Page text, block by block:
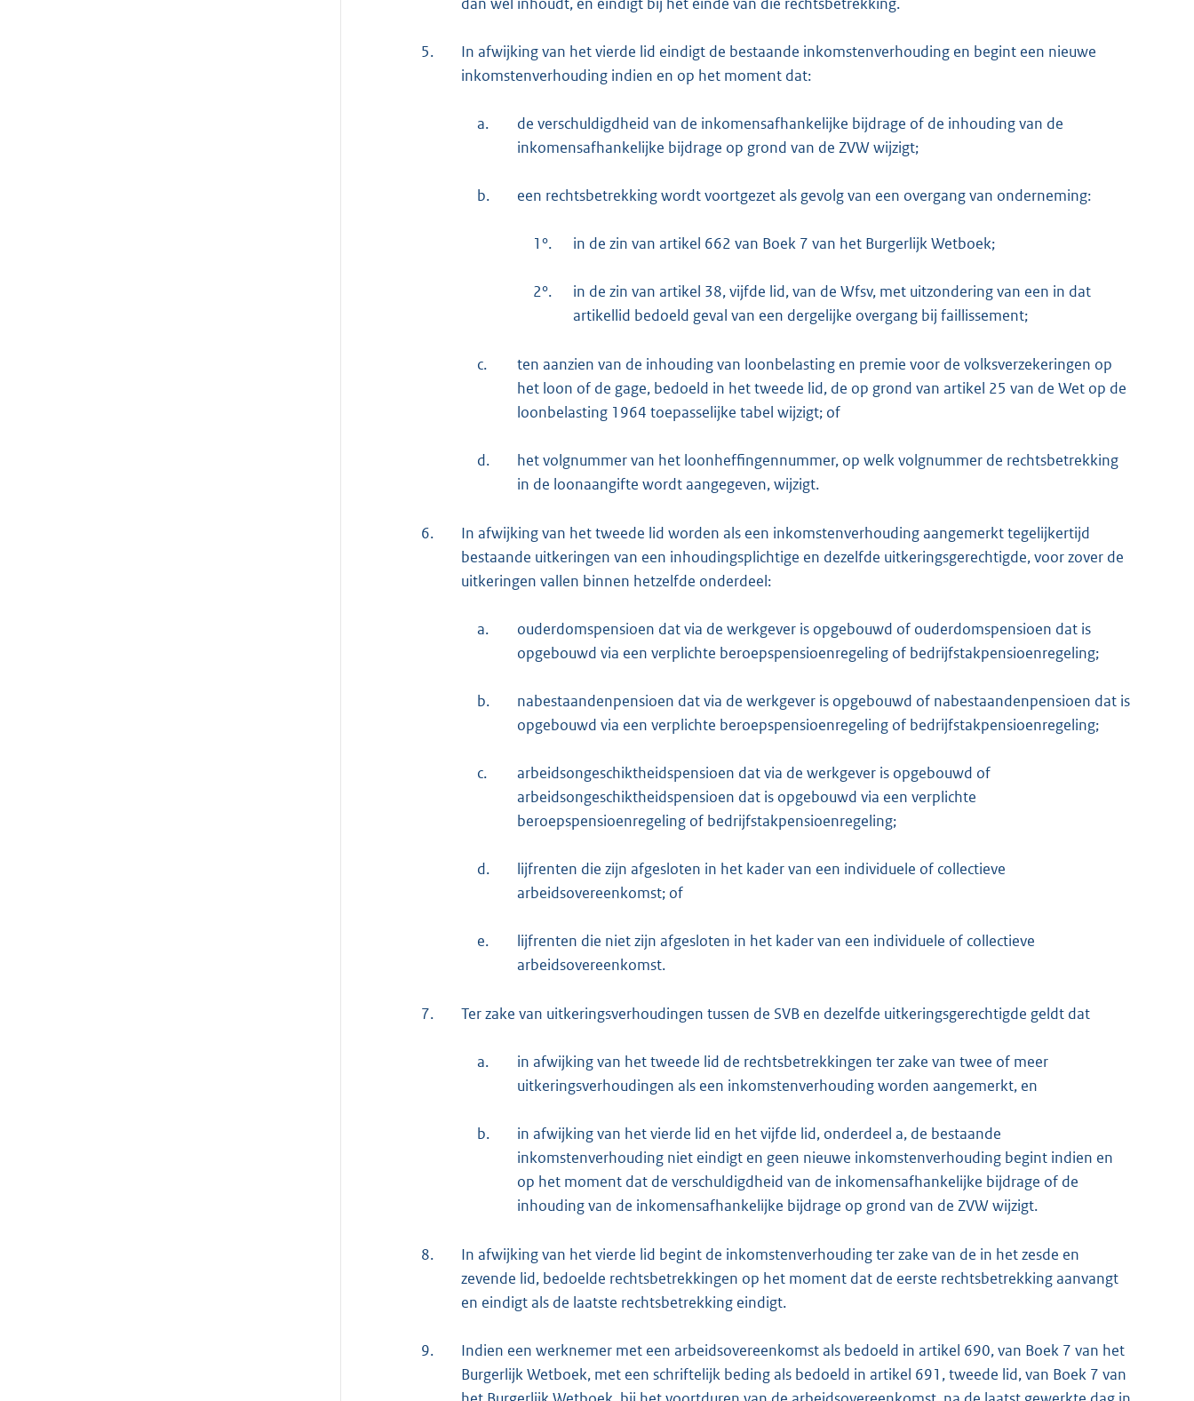
5.
In afwijking van het vierde lid eindigt de bestaande inkomstenverhouding en begint een nieuwe
inkomstenverhouding indien en op het moment dat:
a.
de verschuldigdheid van de inkomensafhankelijke bijdrage of de inhouding van de
inkomensafhankelijke bijdrage op grond van de ZVW wijzigt;
b. een rechtsbetrekking wordt voortgezet als gevolg van een overgang van onderneming:
1°. in de zin van artikel 662 van Boek 7 van het Burgerlijk Wetboek;
2°.
in de zin van artikel 38, vijfde lid, van de Wfsv, met uitzondering van een in dat
artikellid bedoeld geval van een dergelijke overgang bij faillissement;
c.
ten aanzien van de inhouding van loonbelasting en premie voor de volksverzekeringen op
het loon of de gage, bedoeld in het tweede lid, de op grond van artikel 25 van de Wet op de
loonbelasting 1964 toepasselijke tabel wijzigt; of
d.
het volgnummer van het loonheffingennummer, op welk volgnummer de rechtsbetrekking
in de loonaangifte wordt aangegeven, wijzigt.
6.
In afwijking van het tweede lid worden als een inkomstenverhouding aangemerkt tegelijkertijd
bestaande uitkeringen van een inhoudingsplichtige en dezelfde uitkeringsgerechtigde, voor zover de
uitkeringen vallen binnen hetzelfde onderdeel:
a.
ouderdomspensioen dat via de werkgever is opgebouwd of ouderdomspensioen dat is
opgebouwd via een verplichte beroepspensioenregeling of bedrijfstakpensioenregeling;
b.
nabestaandenpensioen dat via de werkgever is opgebouwd of nabestaandenpensioen dat is
opgebouwd via een verplichte beroepspensioenregeling of bedrijfstakpensioenregeling;
c.
arbeidsongeschiktheidspensioen dat via de werkgever is opgebouwd of
arbeidsongeschiktheidspensioen dat is opgebouwd via een verplichte
beroepspensioenregeling of bedrijfstakpensioenregeling;
d.
lijfrenten die zijn afgesloten in het kader van een individuele of collectieve
arbeidsovereenkomst; of
e.
lijfrenten die niet zijn afgesloten in het kader van een individuele of collectieve
arbeidsovereenkomst.
7. Ter zake van uitkeringsverhoudingen tussen de SVB en dezelfde uitkeringsgerechtigde geldt dat
a.
in afwijking van het tweede lid de rechtsbetrekkingen ter zake van twee of meer
uitkeringsverhoudingen als een inkomstenverhouding worden aangemerkt, en
b.
in afwijking van het vierde lid en het vijfde lid, onderdeel a, de bestaande
inkomstenverhouding niet eindigt en geen nieuwe inkomstenverhouding begint indien en
op het moment dat de verschuldigdheid van de inkomensafhankelijke bijdrage of de
inhouding van de inkomensafhankelijke bijdrage op grond van de ZVW wijzigt.
8.
In afwijking van het vierde lid begint de inkomstenverhouding ter zake van de in het zesde en
zevende lid, bedoelde rechtsbetrekkingen op het moment dat de eerste rechtsbetrekking aanvangt
en eindigt als de laatste rechtsbetrekking eindigt.
9.
Indien een werknemer met een arbeidsovereenkomst als bedoeld in artikel 690, van Boek 7 van het
Burgerlijk Wetboek, met een schriftelijk beding als bedoeld in artikel 691, tweede lid, van Boek 7 van